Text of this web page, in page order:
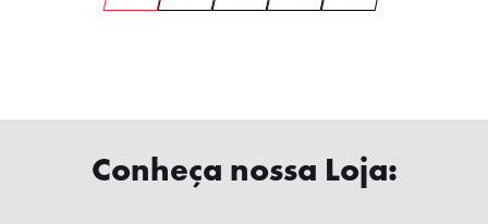
Conheça nossa Loja: